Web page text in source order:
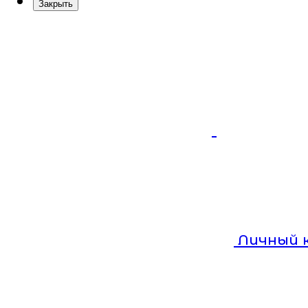
Закрыть
Личный